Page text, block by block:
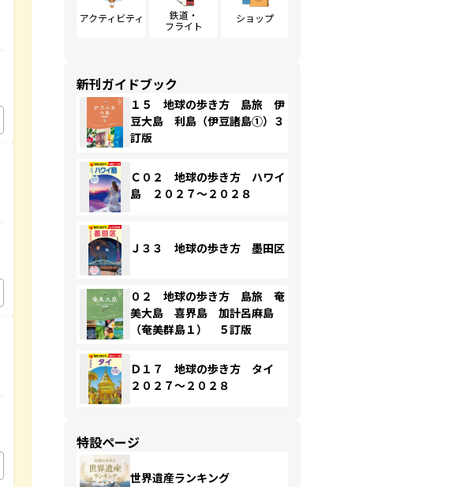
アクティビティ
鉄道・
フライト
ショップ
新刊ガイドブック
１５ 地球の歩き方 島旅 伊
豆大島 利島（伊豆諸島①）３
訂版
Ｃ０２ 地球の歩き方 ハワイ
島 ２０２７～２０２８
Ｊ３３ 地球の歩き方 墨田区
０２ 地球の歩き方 島旅 奄
美大島 喜界島 加計呂麻島
（奄美群島１） ５訂版
Ｄ１７ 地球の歩き方 タイ
２０２７～２０２８
特設ページ
世界遺産ランキング